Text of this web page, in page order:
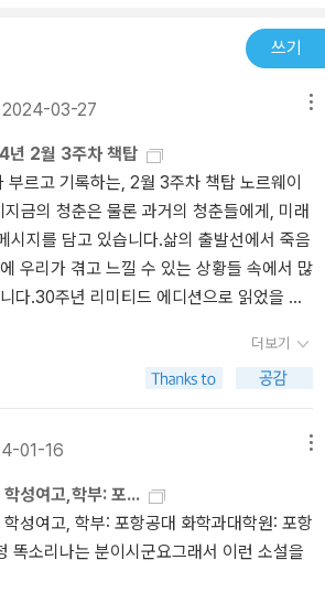
던 ‘진’은 ‘로라’를 이해하기 위해 긴 취재 여
스휴먼 연합의 회장’과 ‘과잉 사지 연구자’ 등
를 하는 숨그림자 사람 ‘단희’와 부서진 우
깨어난 원형 인류 ‘조안’의 불완전하지만 아
이야기. 지연 속에서 이루어지는 ‘단희’와
통해 언어로는 결코 포착할 수 없고, 언어로
에 대해서 생각하게 한다. - 어느 날, 극지
에 의해 얼음 아래 있던 수백 개의 캐빈이 발
빈은 단 한 대였고, ‘조안’이라는 소녀만이
안’을 유전자 보관소 격리실에 가둔다. ‘단
날, 격리되어 있던 ‘조안’을 만나게 되고 의
를 시도한다. 그렇게 유리 벽을 사이에 두고
, 그들 사이에는 이중 통역이라는 장벽이
숨그림자 사람 ‘단희’와 숨그림자 사람들
불가능한 원형 인류 ‘조안’은 숱한 장애물
. 그리고 어느 날, ‘단희’는 ‘조안’을 돕기 위
어내지만, ‘조안’은 행성 밖으로 나가기 위한
모르게 참여하는데……. “우리에게 주
을 선택하며 그 생명체를 종교화한다.우리
협약을 위협했던 사례들을 너무나 많이 보
에서 우리를 구원하는 것은 앎이 아닌 무지
우리를 절제하게 만드는 것은 평생에 걸쳐
신앙이며, 금기에 대한 복종입니다.(226
는 인지공간에 대한 이야기가 있었다. 몸이
용하지 못하는 인물은, 그래서 왕따를 당하
공동체가 있어야 살 수 있지만, 그 공동체의
람이 있을 수 있다는 게 씁쓸하다. 교회 공동
않나.˝그래도 이걸 모두 없던 일로 할 수는
만 스피어가 정말로 분열일까? 스피어를 갖
서도 각자의 스피어를 통해 진리에 대한 다
다. 그렇다면 그것은 분열이 아니라, 더 많은
다른 방법일 수도 있다.(268쪽)어쩌면,
만) 유신진화론이 스피어가 될 수도 있지 않
읽은 김초엽 작가님 책✔️우리가 빛의 속도
의 온실✔️방금 떠나온 세계
기가 펼쳐진다. 기계들이 더 이상 스스로 유
로 파괴되어 버린 행성에 버림받은 채 서서
는 이미 그곳을 떠난 것으로 설정되어 있다.
보다 길다고 설정하기 때문에 '바이센테니얼
나보내는 작품은 많았지만 이 작품은 기계
인류를 상상함으로써 참신한 느낌을 주었다.​
는 특정한 장애를 지닌 계층이 특수한 기기
할 수 있는 세계를 그리고 있다. (스타크래
장애인들만 공유할 수 있는 칼라가 있어서
를 상상하면 된다.)당연히 두 계층은 서로를
문에 서로 구분되어 살아가고, '마리'는 이 사
과들을 꽤나 사실적으로 묘사한 부분이 인상
'로라'에서는 '신체통합정체성장애'라는, 자
제의 신체가 조화를 이루지 못하는 사람의
. 실제로 이런 증상을 겪는 사람들의 다큐
어서 인터넷 커뮤니티에도 종종 올라왔었는
'이냐며 비아냥대거나, 진짜 장애인들을 모
모습을 자주 볼 수 있었다.​물론 정신적인
쓰기
2024-03-27
년 2월 3주차 책탑
고 기록하는, 2월 3주차 책탑 노르웨이
금의 청춘은 물론 과거의 청춘들에게, 미래
시지를 담고 있습니다.삶의 출발선에서 죽음
우리가 겪고 느낄 수 있는 상황들 속에서 많
다.30주년 리미티드 에디션으로 읽었을 때
라 따스함을 느껴보지 못했던 한 소녀가 있
맡겨지게 된 소녀는 어른의 따스함을 처음
하게 됩니다.'부끄러운 일도 비밀도 없는 이
초엽소외되었던
른 세계로 나아가는 과정이 담겨있는 『방
설을 바탕으로 사회적 문제 한 스푼, 이해 한
극복 한 스푼씩 들어있습니다.「우리가 빛
「지구 끝의 온실」도 추천합니다. 호밀밭의
린저사립학교에 다니던 주인공 홀든이 낙
더보기
01-16
성여고,학부: 포...
성여고, 학부: 포항공대 화학과대학원: 포항
똑소리나는 분이시군요그래서 이런 소설을